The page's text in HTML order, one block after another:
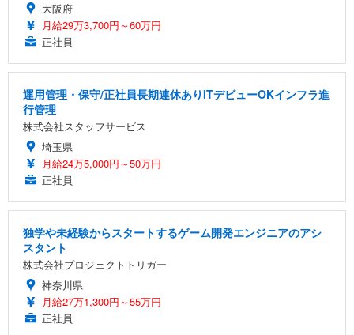
大阪府
月給29万3,700円～60万円
正社員
運用管理・保守/正社員長期連休ありITデビューOKインフラ進
行管理
株式会社スタッフサービス
埼玉県
月給24万5,000円～50万円
正社員
独学や未経験からスタートするゲーム開発エンジニアのアシ
スタント
株式会社プロジェクトトリガー
神奈川県
月給27万1,300円～55万円
正社員